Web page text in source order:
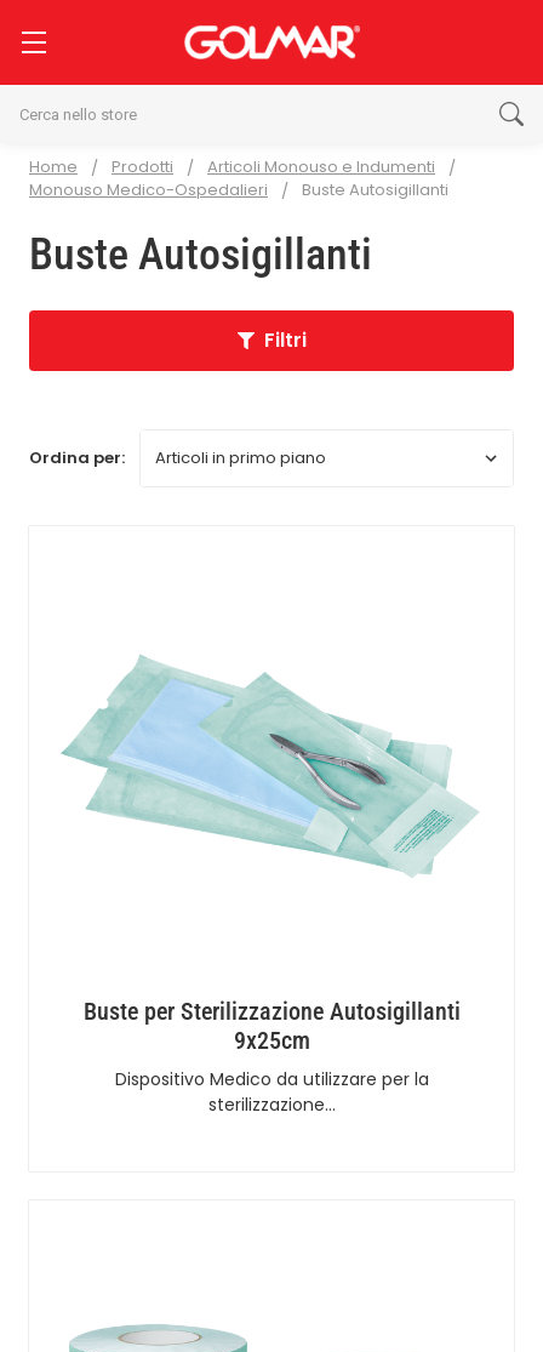
Home Prodotti
Articoli Monouso e Indumenti
Monouso Medico-Ospedalieri
Buste Autosigillanti
Buste Autosigillanti
Filtri
Ordina per:
Buste per Sterilizzazione Autosigillanti
9x25cm
Dispositivo Medico da utilizzare per la
sterilizzazione…